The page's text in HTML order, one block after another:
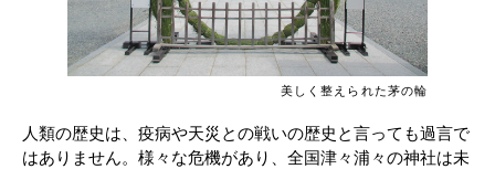
美しく整えられた茅の輪
人類の歴史は、疫病や天災との戦いの歴史と言っても過言で
はありません。様々な危機があり、全国津々浦々の神社は未